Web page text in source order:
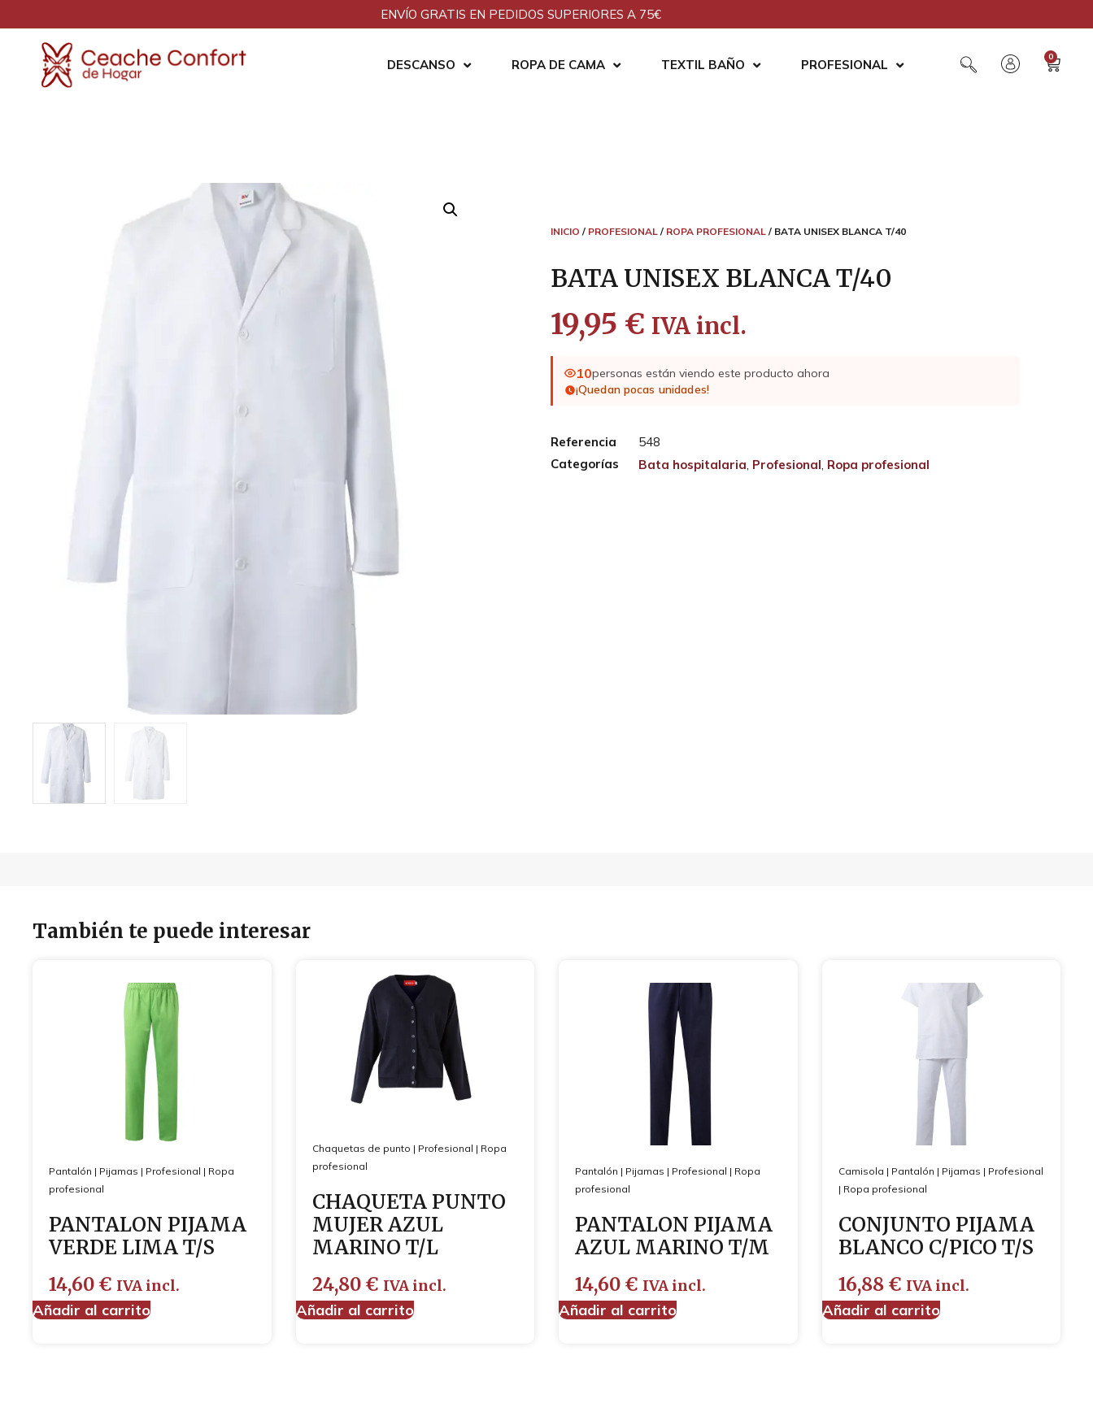
ENVÍO GRATIS EN PEDIDOS SUPERIORES A 75€
DESCANSO ROPA DE CAMA TEXTIL BAÑO PROFESIONAL
0
INICIO / PROFESIONAL/ ROPA PROFESIONAL/ BATA UNISEX BLANCA T/40
BATA UNISEX BLANCA T/40
19,95 € IVA incl.
10personas están viendo este producto ahora
¡Quedan pocas unidades!
Referencia
548
Categorías
Bata hospitalaria, Profesional, Ropa profesional
También te puede interesar
Pantalón | Pijamas | Profesional | Ropa
profesional
PANTALON PIJAMA
VERDE LIMA T/S
14,60 € IVA incl.
Añadir al carrito
Chaquetas de punto | Profesional | Ropa
profesional
CHAQUETA PUNTO
MUJER AZUL
MARINO T/L
24,80 € IVA incl.
Añadir al carrito
Pantalón | Pijamas | Profesional | Ropa
profesional
PANTALON PIJAMA
AZUL MARINO T/M
14,60 € IVA incl.
Añadir al carrito
Camisola | Pantalón | Pijamas | Profesional
| Ropa profesional
CONJUNTO PIJAMA
BLANCO C/PICO T/S
16,88 € IVA incl.
Añadir al carrito